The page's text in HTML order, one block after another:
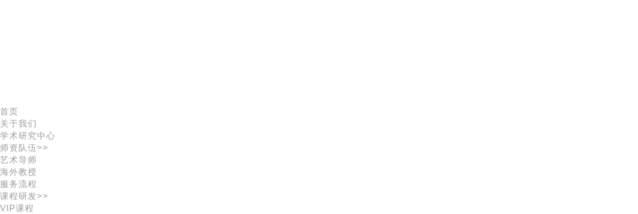
首页
关于我们
学术研究中心
师资队伍>>
艺术导师
海外教授
服务流程
课程研发>>
VIP课程